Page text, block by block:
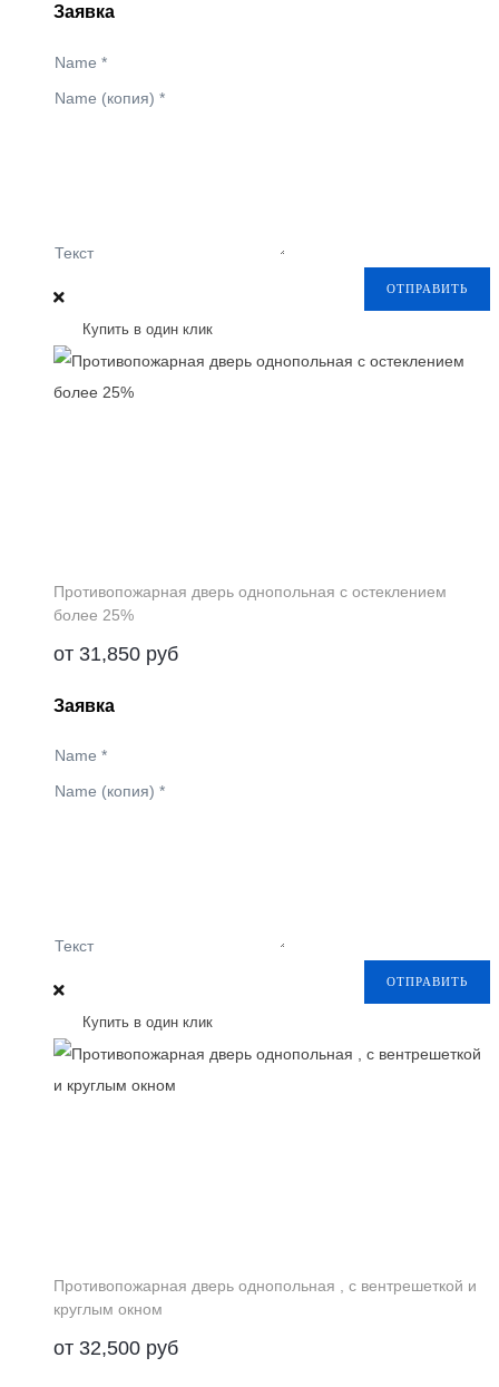
Заявка
Name *
Name (копия) *
Текст
ОТПРАВИТЬ
Купить в один клик
Противопожарная дверь однопольная с остеклением
более 25%
от 31,850 руб
Заявка
Name *
Name (копия) *
Текст
ОТПРАВИТЬ
Купить в один клик
Противопожарная дверь однопольная , с вентрешеткой и
круглым окном
от 32,500 руб